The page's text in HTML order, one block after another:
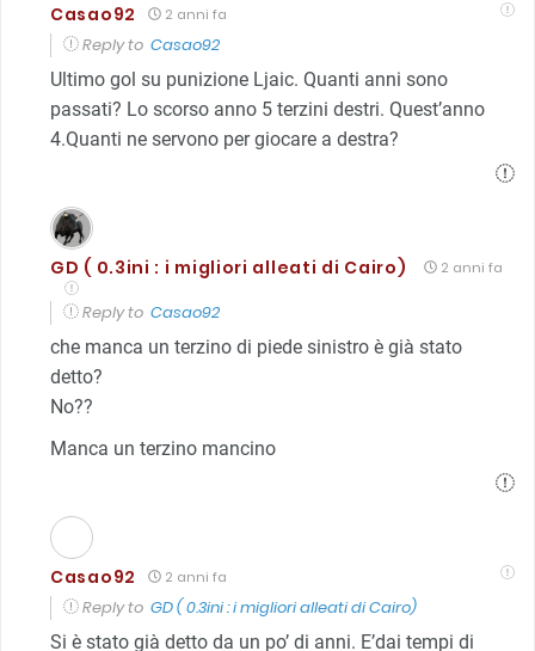
Casao92 2 anni fa
Reply to Casao92
Ultimo gol su punizione Ljaic. Quanti anni sono
passati? Lo scorso anno 5 terzini destri. Quest’anno
4.Quanti ne servono per giocare a destra?
GD ( 0.3ini : i migliori alleati di Cairo) 2 anni fa
Reply to Casao92
che manca un terzino di piede sinistro è già stato
detto?
No??
Manca un terzino mancino
Casao92 2 anni fa
Reply to GD ( 0.3ini : i migliori alleati di Cairo)
Si è stato già detto da un po’ di anni. E’dai tempi di